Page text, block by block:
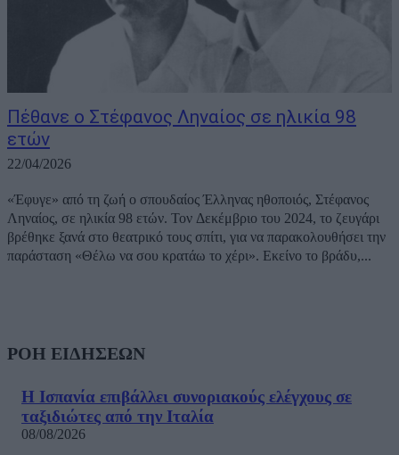
Πέθανε ο Στέφανος Ληναίος σε ηλικία 98
ετών
22/04/2026
«Έφυγε» από τη ζωή ο σπουδαίος Έλληνας ηθοποιός, Στέφανος
Ληναίος, σε ηλικία 98 ετών. Τον Δεκέμβριο του 2024, το ζευγάρι
βρέθηκε ξανά στο θεατρικό τους σπίτι, για να παρακολουθήσει την
παράσταση «Θέλω να σου κρατάω το χέρι». Εκείνο το βράδυ,...
ΡΟΗ ΕΙΔΗΣΕΩΝ
Η Ισπανία επιβάλλει συνοριακούς ελέγχους σε
ταξιδιώτες από την Ιταλία
08/08/2026